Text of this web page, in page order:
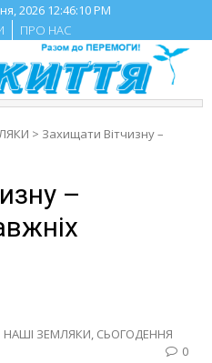
2026 12:46:10 PM
ПРО НАС
> Захищати Вітчизну –
–
НАШІ ЗЕМЛЯКИ СЬОГОДЕННЯ
0